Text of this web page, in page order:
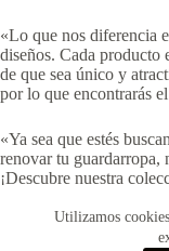
Utilizamos
«Lo que nos diferencia
diseños. Cada producto
de que sea único y
por lo que encontrarás
«Ya sea que estés
renovar tu guardarropa,
¡Descubre nuestra